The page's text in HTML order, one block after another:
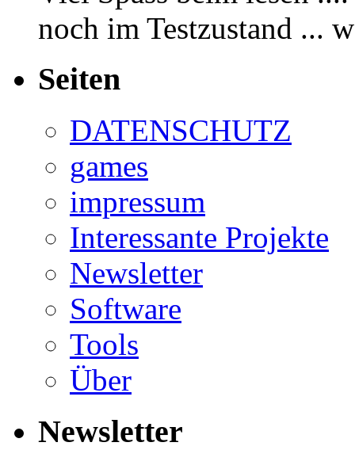
noch im Testzustand ...
Seiten
DATENSCHUTZ
games
impressum
Interessante Projekte
Newsletter
Software
Tools
Über
Newsletter